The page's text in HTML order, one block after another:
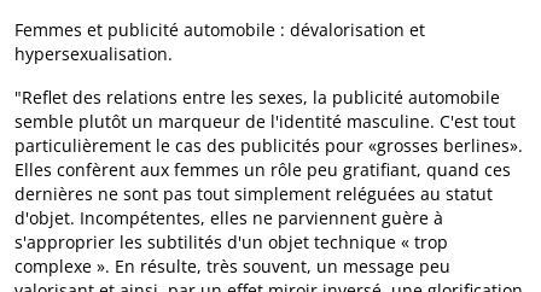
Femmes et publicité automobile : dévalorisation et
hypersexualisation.
"Reflet des relations entre les sexes, la publicité automobile
semble plutôt un marqueur de l'identité masculine. C'est tout
particulièrement le cas des publicités pour «grosses berlines».
Elles confèrent aux femmes un rôle peu gratifiant, quand ces
dernières ne sont pas tout simplement reléguées au statut
d'objet. Incompétentes, elles ne parviennent guère à
s'approprier les subtilités d'un objet technique « trop
complexe ». En résulte, très souvent, un message peu